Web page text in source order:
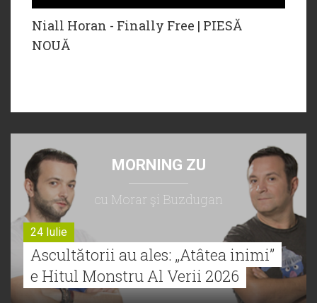
Niall Horan - Finally Free | PIESĂ
NOUĂ
MORNING ZU
cu Morar şi Buzdugan
24 Iulie
Ascultătorii au ales: „Atâtea inimi”
e Hitul Monstru Al Verii 2026